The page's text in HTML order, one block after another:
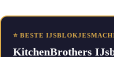
⭐ BESTE
KitchenBrothers